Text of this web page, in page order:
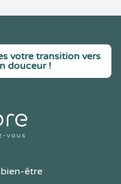
votre transition vers
douceur !
être